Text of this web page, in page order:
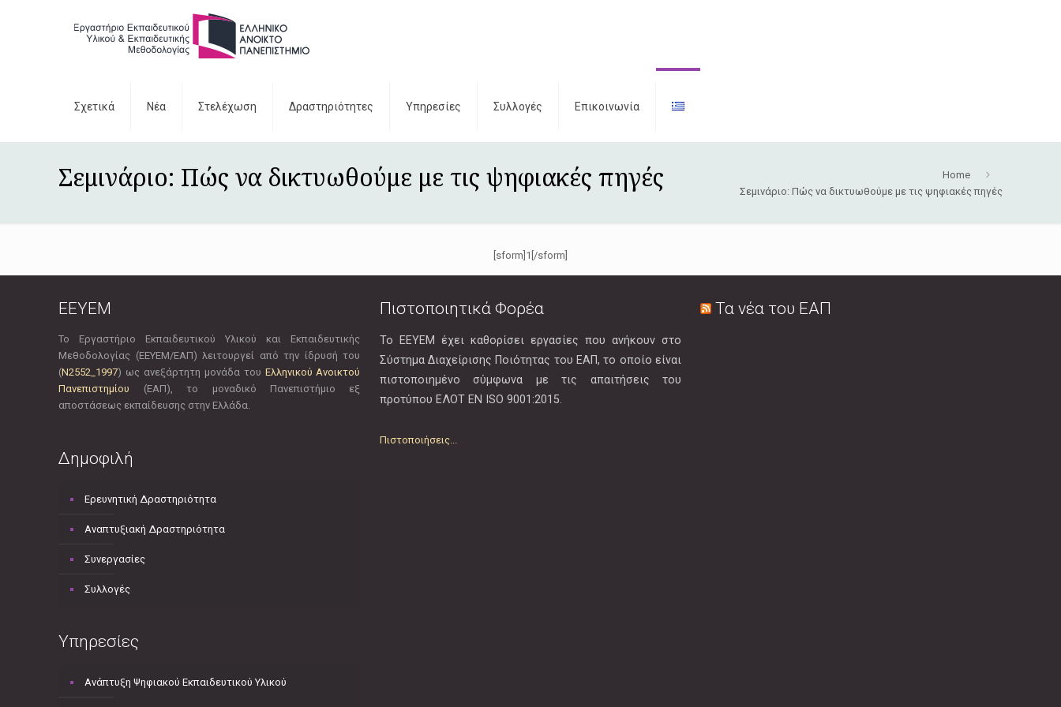
Σχετικά Νέα Στελέχωση Δραστηριότητες Υπηρεσίες Συλλογές Επικοινωνία
Σεμινάριο: Πώς να δικτυωθούμε με τις ψηφιακές πηγές
Home
Σεμινάριο: Πώς να δικτυωθούμε με τις ψηφιακές πηγές
[sform]1[/sform]
EEYEM
Το Εργαστήριο Εκπαιδευτικού Υλικού και Εκπαιδευτικής
Μεθοδολογίας (ΕΕΥΕΜ/ΕΑΠ) λειτουργεί από την ίδρυσή του
(Ν2552_1997) ως ανεξάρτητη μονάδα του Ελληνικού Ανοικτού
Πανεπιστημίου (ΕΑΠ), το μοναδικό Πανεπιστήμιο εξ
αποστάσεως εκπαίδευσης στην Ελλάδα.
Δημοφιλή
Ερευνητική Δραστηριότητα
Αναπτυξιακή Δραστηριότητα
Συνεργασίες
Συλλογές
Υπηρεσίες
Ανάπτυξη Ψηφιακού Εκπαιδευτικού Υλικού
Πιστοποιητικά Φορέα
Το ΕΕΥΕΜ έχει καθορίσει εργασίες που ανήκουν στο
Σύστημα Διαχείρισης Ποιότητας του ΕΑΠ, το οποίο είναι
πιστοποιημένο σύμφωνα με τις απαιτήσεις του
προτύπου EΛOT EN ISO 9001:2015.
Πιστοποιήσεις...
Τα νέα του ΕΑΠ